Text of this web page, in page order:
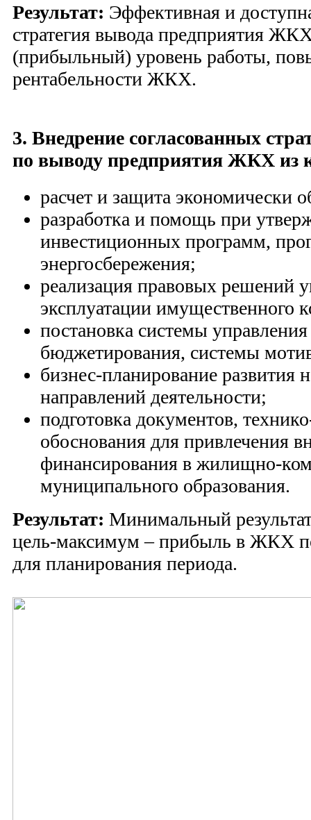
Результат: Эффективная и
стратегия вывода предприятия
(прибыльный) уровень работы,
рентабельности ЖКХ.
3. Внедрение согласованных
по выводу предприятия ЖКХ из
расчет и защита экономически
разработка и помощь при
инвестиционных программ,
энергосбережения;
реализация правовых решений
эксплуатации имущественного
постановка системы
бюджетирования, системы
бизнес-планирование развития
направлений деятельности;
подготовка документов,
обоснования для привлечения
финансирования в жилищно-
муниципального образования.
Результат: Минимальный
цель-максимум – прибыль в ЖКХ
для планирования периода.